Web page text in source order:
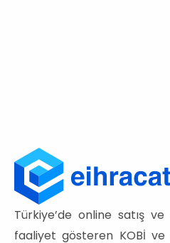
Türkiye’de online satış
faaliyet gösteren KOBİ